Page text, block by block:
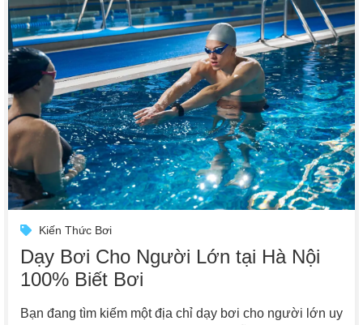
Kiến Thức Bơi
Bơi Cho Người Lớn tại Hà Nội
Biết Bơi
đang tìm kiếm một địa chỉ dạy bơi cho người lớn uy